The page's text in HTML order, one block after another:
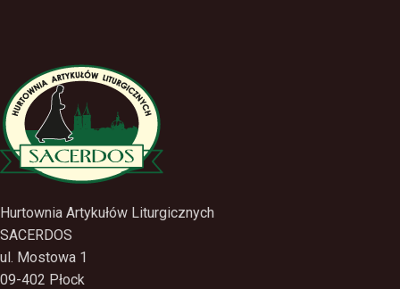
Hurtownia Artykułów Liturgicznych
SACERDOS
ul. Mostowa 1
09-402 Płock